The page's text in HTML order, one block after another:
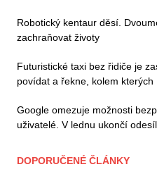
Robotický kentaur děsí.
zachraňovat životy
Futuristické taxi bez řidiče je
povídat a řekne, kolem kterých
Google omezuje možnosti
uživatelé. V lednu ukončí
DOPORUČENÉ ČLÁNKY